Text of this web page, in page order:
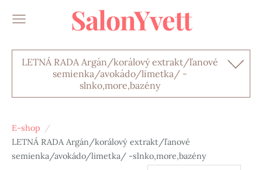
SalonYvett
LETNÁ RADA Argán/korálový extrakt/ľanové
semienka/avokádo/limetka/ -
slnko,more,bazény
E-shop
LETNÁ RADA Argán/korálový extrakt/ľanové
semienka/avokádo/limetka/ -slnko,more,bazény